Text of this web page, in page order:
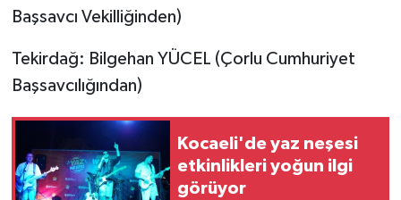
Başsavcı Vekilliğinden)
Tekirdağ: Bilgehan YÜCEL (Çorlu Cumhuriyet
Başsavcılığından)
Kocaeli'de yaz neşesi
etkinlikleri yoğun ilgi
görüyor